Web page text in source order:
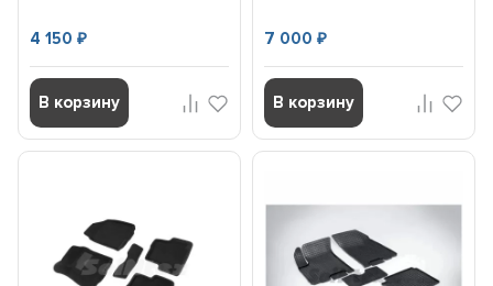
4 150₽
В корзину
7 000 ₽
В корзину